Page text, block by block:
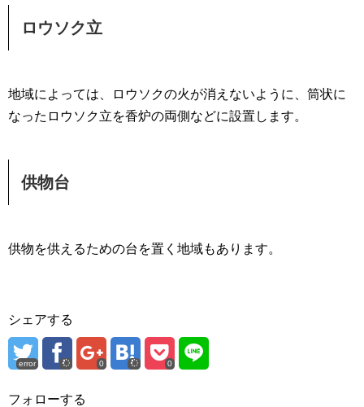
ロウソク立
地域によっては、ロウソクの火が消えないように、筒状に
なったロウソク立を香炉の両側などに設置します。
供物台
供物を供えるための台を置く地域もあります。
シェアする
error 0 0
フォローする